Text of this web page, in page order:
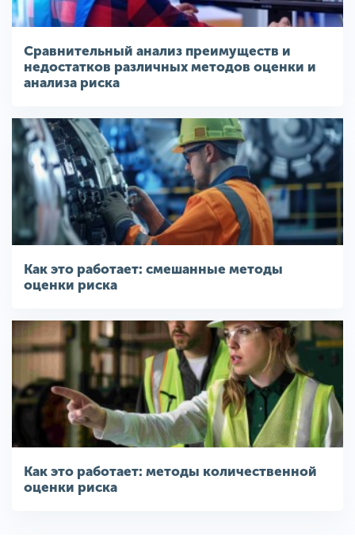
Сравнительный анализ преимуществ и
недостатков различных методов оценки и
анализа риска
Как это работает: смешанные методы
оценки риска
Как это работает: методы количественной
оценки риска